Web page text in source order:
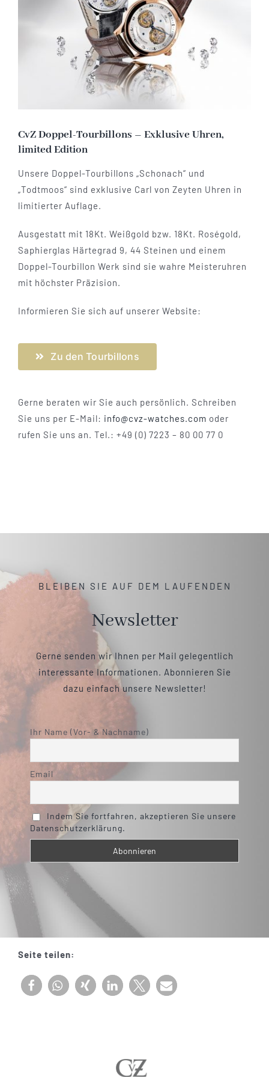
Mechanikuhren
Active Watches
Tourbillons
Kontakt
Vertrag widerrufen
CvZ Doppel-Tourbillons – Exklusive Uhren,
limited Edition
Unsere Doppel-Tourbillons „Schonach“ und
„Todtmoos“ sind exklusive Carl von Zeyten Uhren in
limitierter Auflage.
Ausgestatt mit 18Kt. Weißgold bzw. 18Kt. Roségold,
Saphierglas Härtegrad 9, 44 Steinen und einem
Doppel-Tourbillon Werk sind sie wahre Meisteruhren
mit höchster Präzision.
Informieren Sie sich auf unserer Website:
Zu den Tourbillons
Gerne beraten wir Sie auch persönlich. Schreiben
Sie uns per E-Mail: info@cvz-watches.com oder
rufen Sie uns an. Tel.: +49 (0) 7223 – 80 00 77 0
BLEIBEN SIE AUF DEM LAUFENDEN
Newsletter
Gerne senden wir Ihnen per Mail gelegentlich
interessante Informationen. Abonnieren Sie
dazu einfach unsere Newsletter!
Ihr Name (Vor- & Nachname)
Email
Indem Sie fortfahren, akzeptieren Sie unsere
Datenschutzerklärung.
Seite teilen: